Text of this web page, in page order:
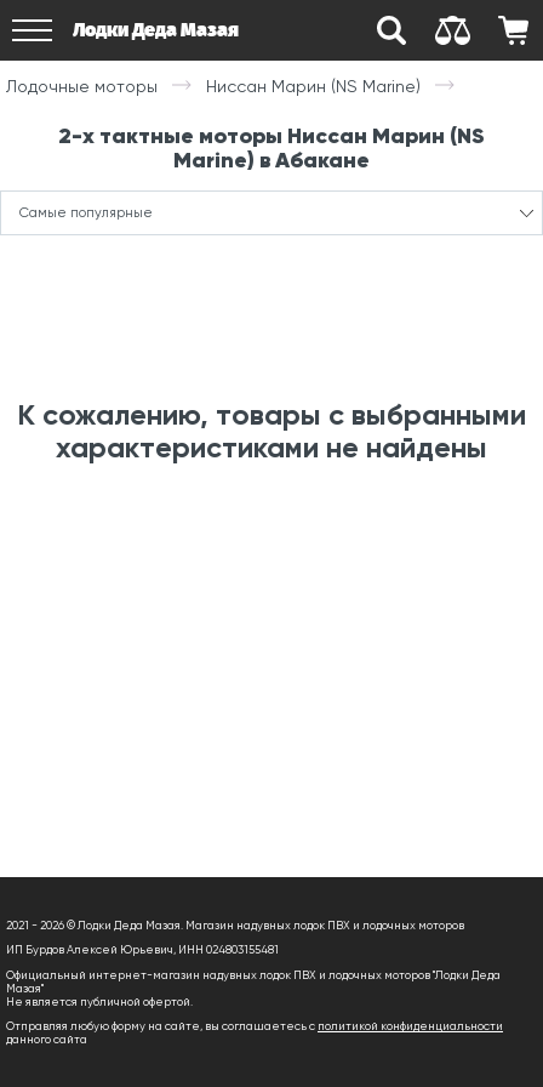
Лодки Деда Мазая
Лодочные моторы Ниссан Марин (NS Marine)
2-х тактные моторы Ниссан Марин (NS
Marine) в Абакане
Самые популярные
К сожалению, товары с выбранными
характеристиками не найдены
2021 - 2026 © Лодки Деда Мазая. Магазин надувных лодок ПВХ и лодочных моторов
ИП Бурдов Алексей Юрьевич, ИНН 024803155481
Официальный интернет-магазин надувных лодок ПВХ и лодочных моторов "Лодки Деда
Мазая"
Не является публичной офертой.
Отправляя любую форму на сайте, вы соглашаетесь с политикой конфиденциальности
данного сайта